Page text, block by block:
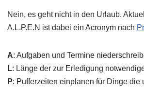
Nein, es geht nicht in den Urlaub.
A.L.P.E.N ist dabei ein Acronym nach
A: Aufgaben und Termine
L: Länge der zur Erledigung
P: Pufferzeiten einplanen für Dinge